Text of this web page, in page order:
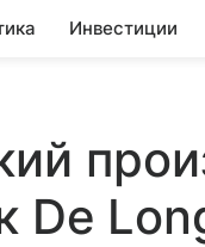
Инвестиции
De